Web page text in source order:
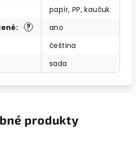
papír, PP, kaučuk
?
:
ano
čeština
sada
produkty